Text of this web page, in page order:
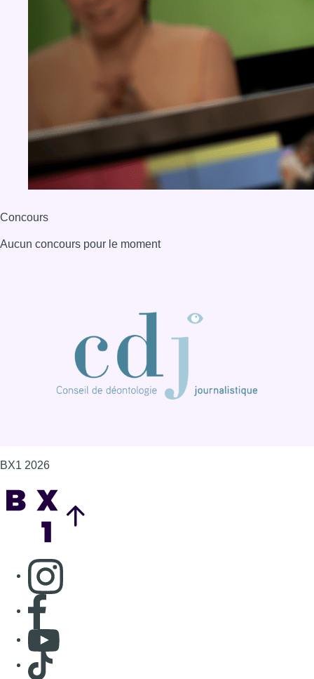
Concours
Aucun concours pour le moment
BX1 2026
Consulter page Instagram
Consulter page Facebook
Consulter Youtube
Consulter TikTok